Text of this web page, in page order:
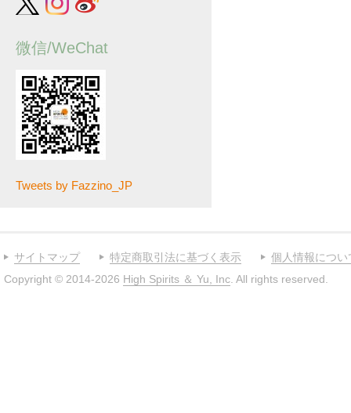
微信/WeChat
Tweets by Fazzino_JP
サイトマップ 特定商取引法に基づく表示
個人情報につい
Copyright © 2014-2026 High Spirits ＆ Yu, Inc . All rights reserved.